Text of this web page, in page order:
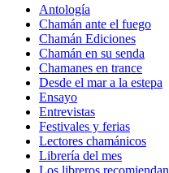
Antología
Chamán ante el fuego
Chamán Ediciones
Chamán en su senda
Chamanes en trance
Desde el mar a la estepa
Ensayo
Entrevistas
Festivales y ferias
Lectores chamánicos
Librería del mes
Los libreros recomiendan